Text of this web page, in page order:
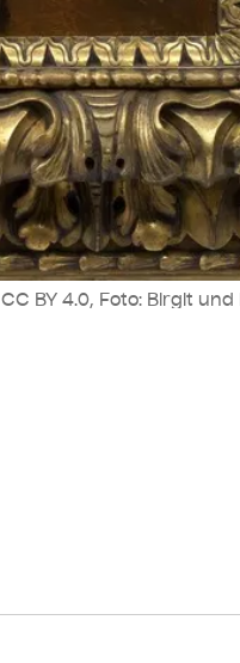
CC BY 4.0, Foto: Birgit